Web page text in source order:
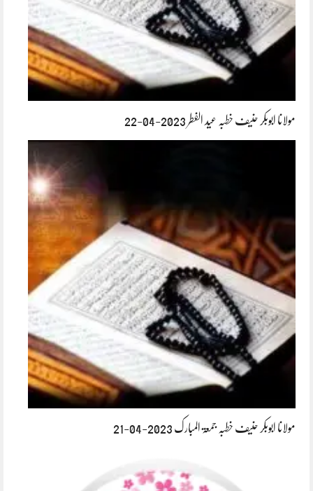
مولانا ابوبکر حنیف خطبہ عید الفطر 2023-04-22
مولانا ابوبکر حنیف خطبہ جمعۃ المبارک 2023-04-21